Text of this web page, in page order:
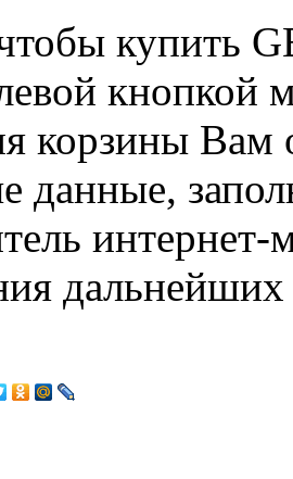
купить
корзины Вам
данные,